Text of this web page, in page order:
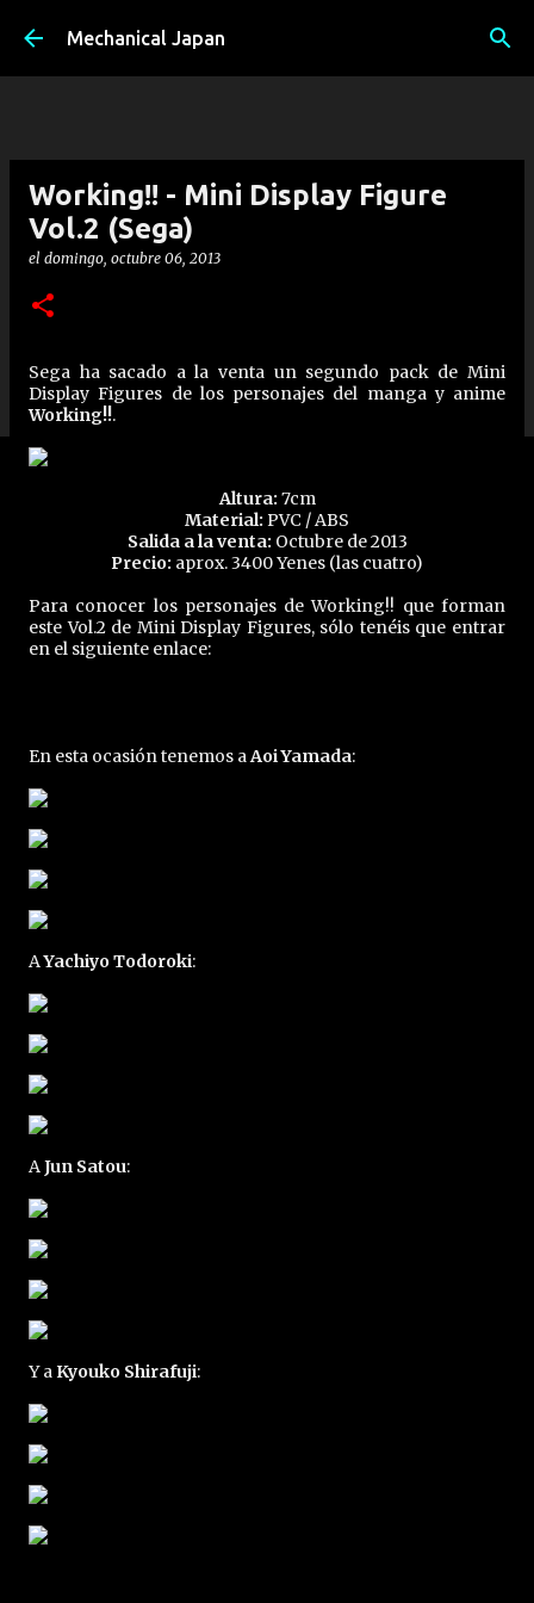
Ir al contenido principal
Mechanical Japan
Working!! - Mini Display Figure
Vol.2 (Sega)
el domingo, octubre 06, 2013
Sega ha sacado a la venta un segundo pack de Mini
Display Figures de los personajes del manga y anime
Working!!.
Altura: 7cm
Material: PVC / ABS
Salida a la venta: Octubre de 2013
Precio: aprox. 3400 Yenes (las cuatro)
Para conocer los personajes de Working!! que forman
este Vol.2 de Mini Display Figures, sólo tenéis que entrar
en el siguiente enlace:
En esta ocasión tenemos aAoi Yamada:
AYachiyo Todoroki:
AJun Satou:
Y aKyouko Shirafuji: